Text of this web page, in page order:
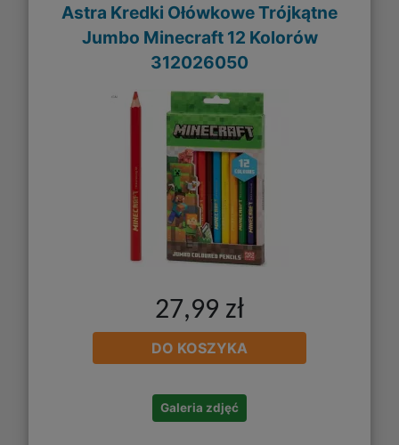
Astra Kredki Ołówkowe Trójkątne
Jumbo Minecraft 12 Kolorów
312026050
27,99 zł
DO KOSZYKA
Galeria zdjęć